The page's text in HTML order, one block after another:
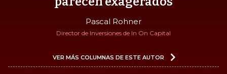
Pascal Rohner
Director de Inversiones de In On Capital
VER MÁS COLUMNAS DE ESTE AUTOR